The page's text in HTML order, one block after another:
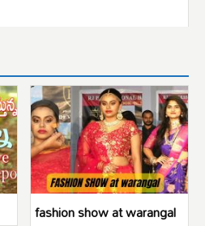
fashion show at warangal